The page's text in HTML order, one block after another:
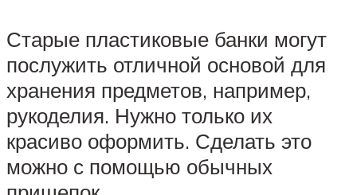
Старые пластиковые банки могут
послужить отличной основой для
хранения предметов, например,
рукоделия. Нужно только их
красиво оформить. Сделать это
можно с помощью обычных